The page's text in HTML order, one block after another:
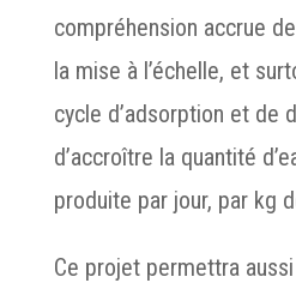
compréhension accrue
la mise à l’échelle, et
cycle d’adsorption et de
d’accroître la quantité
produite par jour, par kg
Ce projet permettra